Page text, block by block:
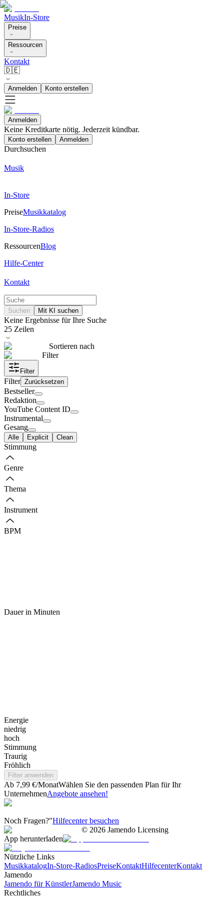
MusikIn-Store
Preise
Ressourcen
Kontakt
🇩🇪
Anmelden Konto erstellen
Anmelden
Keine Kreditkarte nötig. Jederzeit kündbar.
Konto erstellen Anmelden
Durchsuchen
Musik
In-Store
PreiseMusikkatalog
In-Store-Radios
RessourcenBlog
Hilfe-Center
Kontakt
Suchen Mit KI suchen
Keine Ergebnisse für Ihre Suche
25 Zeilen
Sortieren nach
Filter
Filter
Filter Zurücksetzen
Bestseller
Redaktion
YouTube Content ID
Instrumental
Gesang
Alle Explicit Clean
Stimmung
Genre
Thema
Instrument
BPM
Dauer in Minuten
Energie
niedrig
hoch
Stimmung
Traurig
Fröhlich
Filter anwenden
Ab 7,99 €/MonatWählen Sie den passenden Plan für Ihr
UnternehmenAngebote ansehen!
Noch Fragen?"Hilfecenter besuchen
© 2026 Jamendo Licensing
App herunterladen
Nützliche Links
MusikkatalogIn-Store-RadiosPreiseKontaktHilfecenterKontakt
Jamendo
Jamendo für KünstlerJamendo Music
Rechtliches